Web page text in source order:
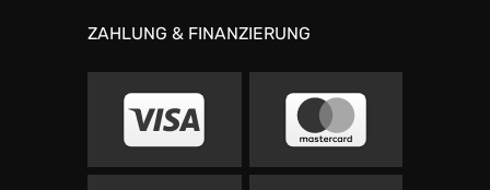
ZAHLUNG & FINANZIERUNG